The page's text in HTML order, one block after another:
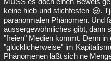
keine hieb und stichfesten
.
paranormalen Phänomen. Und
aussergewöhnliches gibt, dann
"freien" Medien kommt. Denn
"glücklicherweise" im
Phänomenen läßt sich ne